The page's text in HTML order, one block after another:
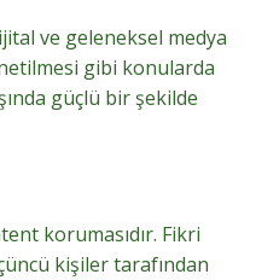
ve geleneksel medya
gibi konularda
güçlü bir şekilde
korumasıdır. Fikri
kişiler tarafından